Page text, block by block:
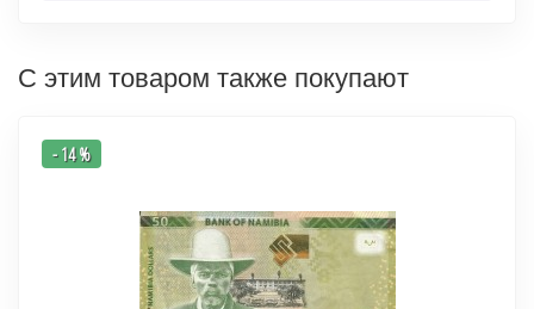
С этим товаром также покупают
- 14 %